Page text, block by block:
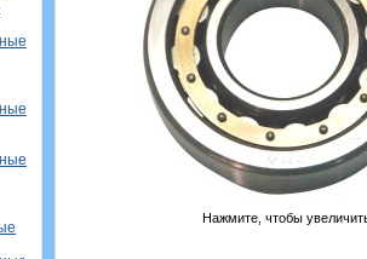
Нажмите, чтобы